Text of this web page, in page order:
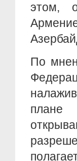
этом,
По
плане